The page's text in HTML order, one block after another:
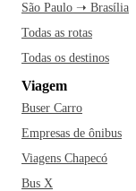
São Paulo ➝ Brasília
Todas as rotas
Todas os destinos
Viagem
Buser Carro
Empresas de ônibus
Viagens Chapecó
Bus X